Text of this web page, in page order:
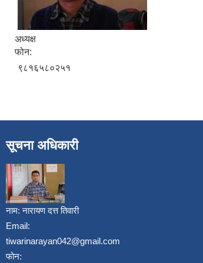
अध्यक्ष
फोन:
९८१६५८०२५१
सूचना अधिकारी
नाम:नारायण दत्त तिवारी
Email:
tiwarinarayan042@gmail.com
फोन: